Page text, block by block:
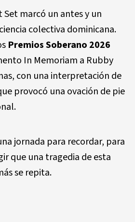
marcó un antes y un
colectiva dominicana.
Premios Soberano 2026
In Memoriam a Rubby
con una interpretación de
provocó una ovación de pie
jornada para recordar, para
que una tragedia de esta
se repita.